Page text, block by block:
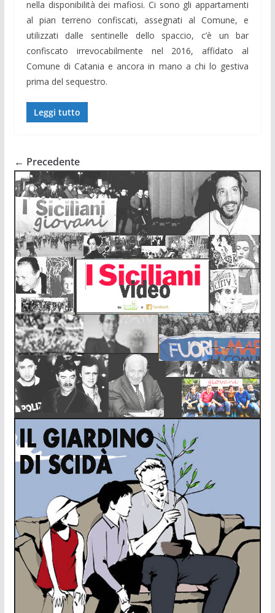
nella disponibilità dei mafiosi. Ci sono gli appartamenti
al pian terreno confiscati, assegnati al Comune, e
utilizzati dalle sentinelle dello spaccio, c’è un bar
confiscato irrevocabilmente nel 2016, affidato al
Comune di Catania e ancora in mano a chi lo gestiva
prima del sequestro.
Leggi tutto
← Precedente